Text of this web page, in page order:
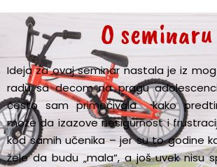
O seminaru
Ideja za ovaj seminar nastala je iz
radu sa decom na pragu
često sam primećivala kako
može da izazove nesigurnost i
kod samih učenika – jer su to godine
žele da budu „mala“, a još uvek nisu